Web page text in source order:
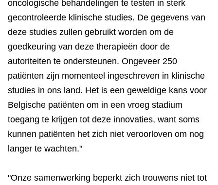
oncologische behandelingen te testen in sterk
gecontroleerde klinische studies. De gegevens van
deze studies zullen gebruikt worden om de
goedkeuring van deze therapieën door de
autoriteiten te ondersteunen. Ongeveer 250
patiënten zijn momenteel ingeschreven in klinische
studies in ons land. Het is een geweldige kans voor
Belgische patiënten om in een vroeg stadium
toegang te krijgen tot deze innovaties, want soms
kunnen patiënten het zich niet veroorloven om nog
langer te wachten."
"Onze samenwerking beperkt zich trouwens niet tot